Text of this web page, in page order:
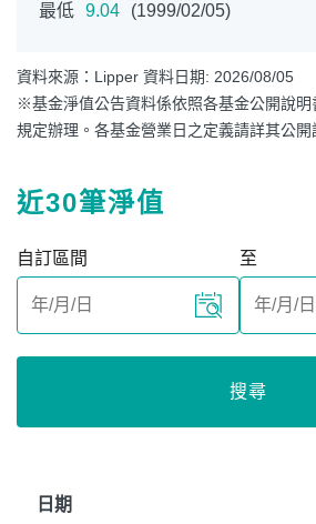
最低 9.04 (1999/02/05)
資料來源：Lipper 資料日期: 2026/08/05
※基金淨值公告資料係依照各基金公開說明
規定辦理。各基金營業日之定義請詳其公開
近30筆淨值
自訂區間 至
搜尋
日期